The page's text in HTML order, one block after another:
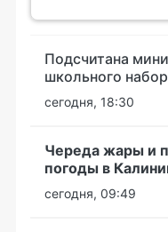
Подсчитана
школьного
сегодня, 18:30
Череда жары и
погоды в
сегодня, 09:49